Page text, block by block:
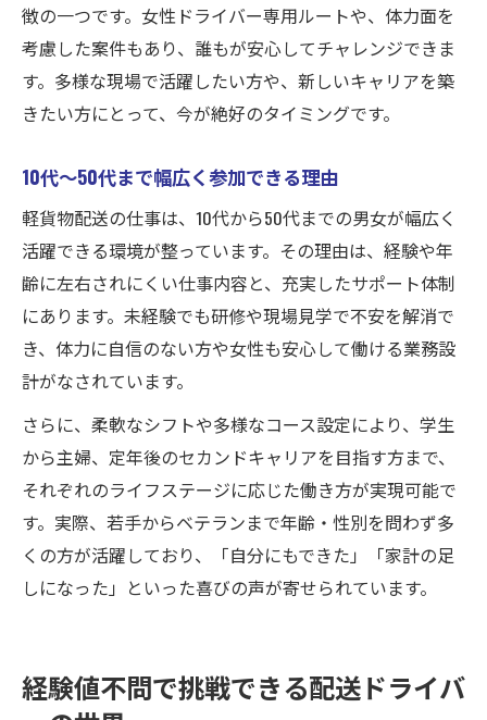
徴の一つです。女性ドライバー専用ルートや、体力面を
考慮した案件もあり、誰もが安心してチャレンジできま
す。多様な現場で活躍したい方や、新しいキャリアを築
きたい方にとって、今が絶好のタイミングです。
10代〜50代まで幅広く参加できる理由
軽貨物配送の仕事は、10代から50代までの男女が幅広く
活躍できる環境が整っています。その理由は、経験や年
齢に左右されにくい仕事内容と、充実したサポート体制
にあります。未経験でも研修や現場見学で不安を解消で
き、体力に自信のない方や女性も安心して働ける業務設
計がなされています。
さらに、柔軟なシフトや多様なコース設定により、学生
から主婦、定年後のセカンドキャリアを目指す方まで、
それぞれのライフステージに応じた働き方が実現可能で
す。実際、若手からベテランまで年齢・性別を問わず多
くの方が活躍しており、「自分にもできた」「家計の足
しになった」といった喜びの声が寄せられています。
経験値不問で挑戦できる配送ドライバ